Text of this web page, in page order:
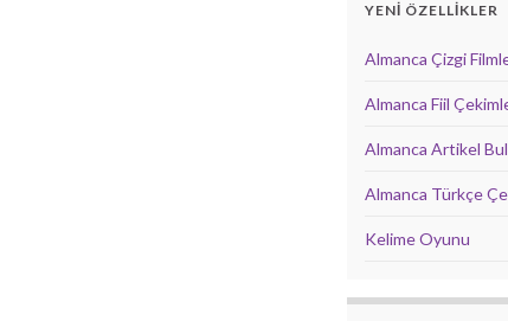
YENİ ÖZELLİKLER
Almanca Çizgi
Almanca Fiil
Almanca Artikel
Almanca Türkçe
Kelime Oyunu